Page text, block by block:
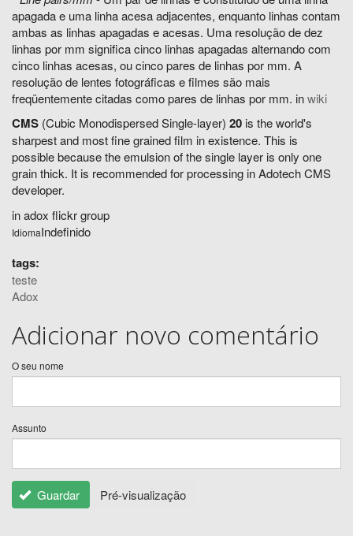
apagada e uma linha acesa adjacentes, enquanto linhas contam
ambas as linhas apagadas e acesas. Uma resolução de dez
linhas por mm significa cinco linhas apagadas alternando com
cinco linhas acesas, ou cinco pares de linhas por mm. A
resolução de lentes fotográficas e filmes são mais
freqüentemente citadas como pares de linhas por mm. inwiki
CMS (Cubic Monodispersed Single-layer) 20 is the world's
sharpest and most fine grained film in existence. This is
possible because the emulsion of the single layer is only one
grain thick. It is recommended for processing in Adotech CMS
developer.
in adox flickr group
IdiomaIndefinido
tags:
teste
Adox
Adicionar novo comentário
O seu nome
Assunto
Guardar Pré-visualização